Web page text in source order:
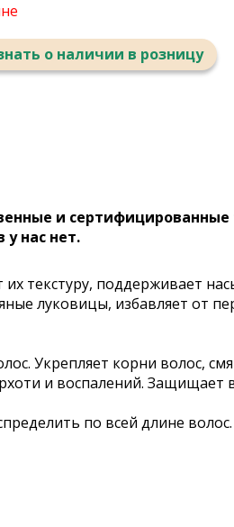
о наличии в розницу
и сертифицированные
у нас нет.
текстуру, поддерживает
луковицы, избавляет от
Укрепляет корни волос,
и воспалений. Защищает
по всей длине волос.